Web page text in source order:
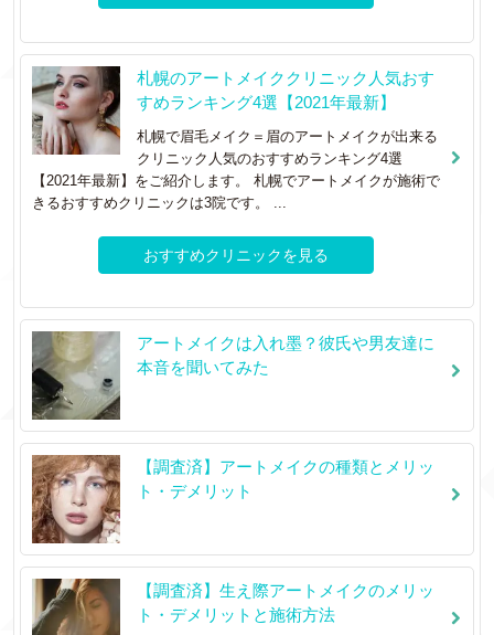
札幌のアートメイククリニック人気おす
すめランキング4選【2021年最新】
札幌で眉毛メイク＝眉のアートメイクが出来る
クリニック人気のおすすめランキング4選
【2021年最新】をご紹介します。 札幌でアートメイクが施術で
きるおすすめクリニックは3院です。 ...
おすすめクリニックを見る
アートメイクは入れ墨？彼氏や男友達に
本音を聞いてみた
【調査済】アートメイクの種類とメリッ
ト・デメリット
【調査済】生え際アートメイクのメリッ
ト・デメリットと施術方法